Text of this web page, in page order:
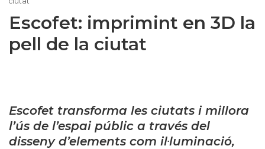
Escofet: imprimint en 3D la
pell de la ciutat
Escofet ​​transforma les ciutats i millora
l’ús de l’espai públic a través del
disseny d’elements com il·luminació,